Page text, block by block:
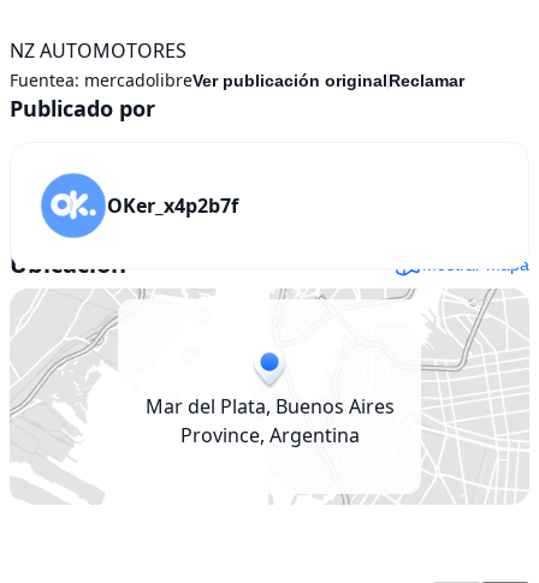
NZ AUTOMOTORES
Fuentea: mercadolibreVer publicación originalReclamar
Publicado por
OKer_x4p2b7f
Ubicación Mostrar mapa
Mar del Plata, Buenos Aires
Province, Argentina